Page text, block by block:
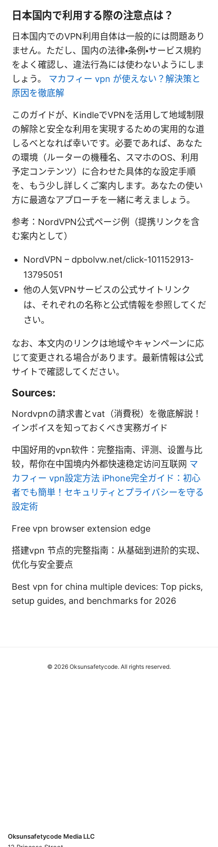
日本国内で利用する際の注意点は？
日本国内でのVPN利用自体は一般的には問題あり
ません。ただし、国内の法律・条例・サービス規約
をよく確認し、違法行為には使わないようにしま
しょう。 マカフィー vpn が使えない？解決策と
原因を徹底解
このガイドが、KindleでVPNを活用して地域制限
の解除と安全な利用を実現するための実用的な道
しるべとなれば幸いです。必要であれば、あなた
の環境（ルーターの機種名、スマホのOS、利用
予定コンテンツ）に合わせた具体的な設定手順
を、もう少し詳しくご案内します。あなたの使い
方に最適なアプローチを一緒に考えましょう。
参考：NordVPN公式ページ例（提携リンクを含
む案内として）
NordVPN – dpbolvw.net/click-101152913-
13795051
他の人気VPNサービスの公式サイトリンク
は、それぞれの名称と公式情報を参照してくだ
さい。
なお、本文内のリンクは地域やキャンペーンに応
じて変更される場合があります。最新情報は公式
サイトで確認してください。
Sources:
Nordvpnの請求書とvat（消費税）を徹底解説！
インボイスを知っておくべき実務ガイド
中国好用的vpn软件：完整指南、评测、设置与比
较，帮你在中国境内外都快速稳定访问互联网 マ
カフィー vpn設定方法 iPhone完全ガイド：初心
者でも簡単！セキュリティとプライバシーを守る
設定術
Free vpn browser extension edge
搭建vpn 节点的完整指南：从基础到进阶的实现、
优化与安全要点
Best vpn for china multiple devices: Top picks,
setup guides, and benchmarks for 2026
© 2026 Oksunsafetycode. All rights reserved.
Oksunsafetycode Media LLC